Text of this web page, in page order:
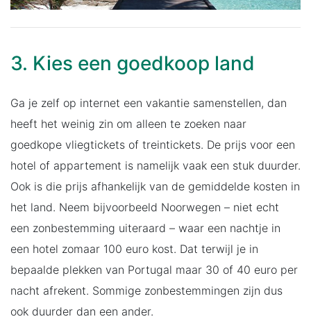
3. Kies een goedkoop land
Ga je zelf op internet een vakantie samenstellen, dan
heeft het weinig zin om alleen te zoeken naar
goedkope vliegtickets of treintickets. De prijs voor een
hotel of appartement is namelijk vaak een stuk duurder.
Ook is die prijs afhankelijk van de gemiddelde kosten in
het land. Neem bijvoorbeeld Noorwegen – niet echt
een zonbestemming uiteraard – waar een nachtje in
een hotel zomaar 100 euro kost. Dat terwijl je in
bepaalde plekken van Portugal maar 30 of 40 euro per
nacht afrekent. Sommige zonbestemmingen zijn dus
ook duurder dan een ander.